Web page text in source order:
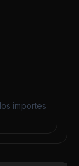
importes